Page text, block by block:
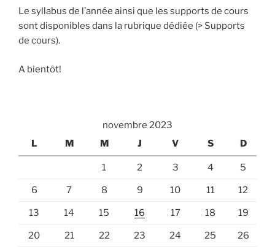
Le syllabus de l’année ainsi que les supports de cours
sont disponibles dans la rubrique dédiée (> Supports
de cours).
A bientôt!
novembre 2023
L
M M J V S D
1 2 3 4 5
6 7 8 9 10 11 12
13 14 15 16 17 18 19
20 21 22 23 24 25 26